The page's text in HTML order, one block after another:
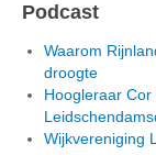
Podcast
Waarom
droogte
Hoogleraar
Wijkvereniging